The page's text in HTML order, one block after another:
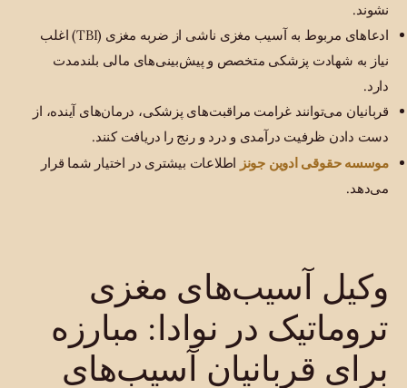
نشوند.
ادعاهای مربوط به آسیب مغزی ناشی از ضربه مغزی (TBI) اغلب
نیاز به شهادت پزشکی متخصص و پیش‌بینی‌های مالی بلندمدت
دارد.
قربانیان می‌توانند غرامت مراقبت‌های پزشکی، درمان‌های آینده، از
دست دادن ظرفیت درآمدی و درد و رنج را دریافت کنند.
موسسه حقوقی ادوین جونز اطلاعات بیشتری در اختیار شما قرار
می‌دهد.
وکیل آسیب‌های مغزی
تروماتیک در نوادا: مبارزه
برای قربانیان آسیب‌های